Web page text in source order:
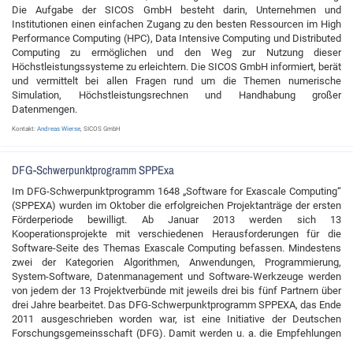
Die Aufgabe der SICOS GmbH besteht darin, Unternehmen und
Institutionen einen einfachen Zugang zu den besten Ressourcen im High
Performance Computing (HPC), Data Intensive Computing und Distributed
Computing zu ermöglichen und den Weg zur Nutzung dieser
Höchstleistungssysteme zu erleichtern. Die SICOS GmbH informiert, berät
und vermittelt bei allen Fragen rund um die Themen numerische
Simulation, Höchstleistungsrechnen und Handhabung großer
Datenmengen.
Kontakt: Andreas Wierse, SICOS GmbH
DFG-Schwerpunktprogramm SPPExa
Im DFG-Schwerpunktprogramm 1648 „Software for Exascale Computing“
(SPPEXA) wurden im Oktober die erfolgreichen Projektanträge der ersten
Förderperiode bewilligt. Ab Januar 2013 werden sich 13
Kooperationsprojekte mit verschiedenen Herausforderungen für die
Software-Seite des Themas Exascale Computing befassen. Mindestens
zwei der Kategorien Algorithmen, Anwendungen, Programmierung,
System-Software, Datenmanagement und Software-Werkzeuge werden
von jedem der 13 Projektverbünde mit jeweils drei bis fünf Partnern über
drei Jahre bearbeitet. Das DFG-Schwerpunktprogramm SPPEXA, das Ende
2011 ausgeschrieben worden war, ist eine Initiative der Deutschen
Forschungsgemeinsschaft (DFG). Damit werden u. a. die Empfehlungen